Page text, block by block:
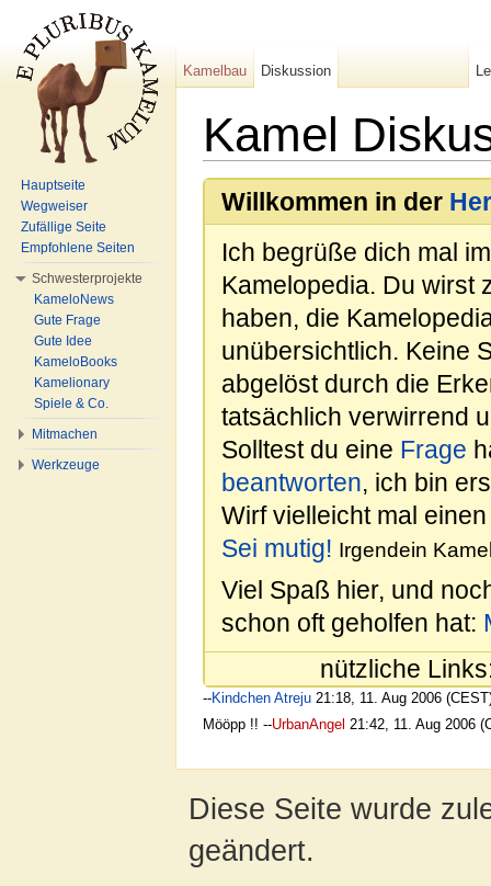
Kamel
Willkommen in der
Ich begrüße dich mal
Kamelopedia. Du wirst
haben, die
unübersichtlich. Keine
abgelöst durch die
tatsächlich verwirrend
Solltest du eine Frage
beantworten, ich bin
Wirf vielleicht mal
Sei mutig! Irgendein
Viel Spaß hier, und
schon oft geholfen hat:
nützliche
--Kindchen Atreju 21:18, 11. Aug 2006
Mööpp !! --UrbanAngel 21:42, 11. Aug 2006
Kamelbau Diskussion
Hauptseite
Wegweiser
Zufällige Seite
Empfohlene Seiten
Schwesterprojekte
KameloNews
Gute Frage
Gute Idee
KameloBooks
Kamelionary
Spiele & Co.
Mitmachen
Werkzeuge
Diese Seite wurde
geändert.